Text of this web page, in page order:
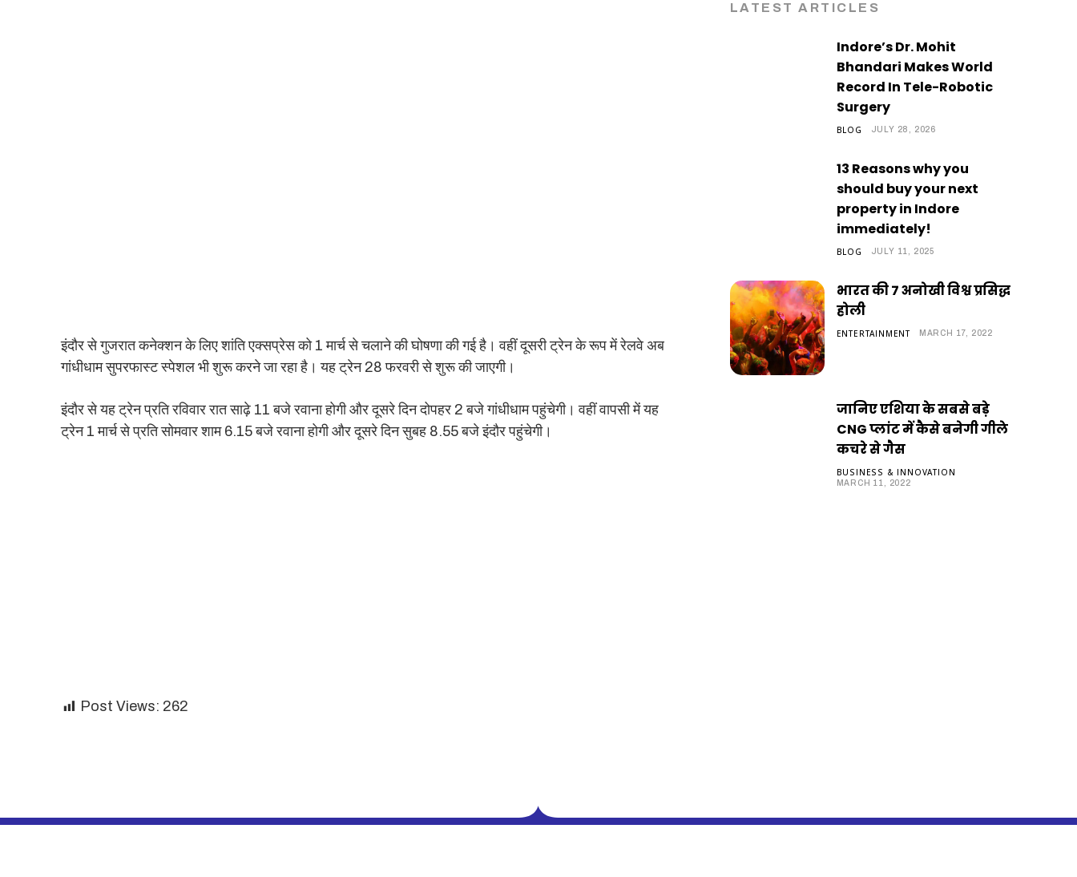
इंदौर से गुजरात कनेक्शन के लिए शांति एक्सप्रेस को 1 मार्च से चलाने की घोषणा की गई है। वहीं दूसरी ट्रेन के रूप में रेलवे अब
गांधीधाम सुपरफास्ट स्पेशल भी शुरू करने जा रहा है। यह ट्रेन 28 फरवरी से शुरू की जाएगी।
इंदौर से यह ट्रेन प्रति रविवार रात साढ़े 11 बजे रवाना होगी और दूसरे दिन दोपहर 2 बजे गांधीधाम पहुंचेगी। वहीं वापसी में यह
ट्रेन 1 मार्च से प्रति सोमवार शाम 6.15 बजे रवाना होगी और दूसरे दिन सुबह 8.55 बजे इंदौर पहुंचेगी।
Post Views: 262
LATEST ARTICLES
Indore’s Dr. Mohit
Bhandari Makes World
Record In Tele-Robotic
Surgery
BLOG JULY 28, 2026
13 Reasons why you
should buy your next
property in Indore
immediately!
BLOG JULY 11, 2025
भारत की 7 अनोखी विश्व प्रसिद्ध
होली
ENTERTAINMENT MARCH 17, 2022
जानिए एशिया के सबसे बड़े
CNG प्लांट में कैसे बनेगी गीले
कचरे से गैस
BUSINESS & INNOVATION
MARCH 11, 2022